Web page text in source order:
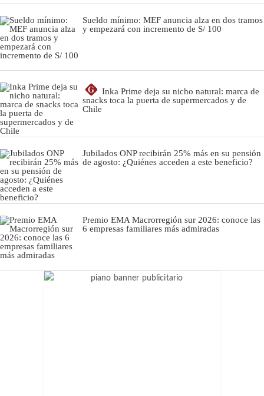
Sueldo mínimo: MEF anuncia alza en dos tramos
y empezará con incremento de S/ 100
G
Inka Prime deja su nicho natural: marca de
snacks toca la puerta de supermercados y de
Chile
Jubilados ONP recibirán 25% más en su pensión
de agosto: ¿Quiénes acceden a este beneficio?
Premio EMA Macrorregión sur 2026: conoce las
6 empresas familiares más admiradas